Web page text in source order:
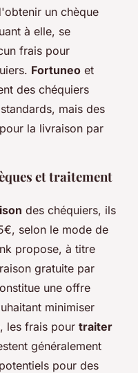
un chèque
à elle, se
frais pour
Fortuneo et
des chéquiers
mais des
la livraison par
et traitement
des chéquiers, ils
selon le mode de
propose, à titre
gratuite par
une offre
minimiser
les frais pour traiter
généralement
pour des